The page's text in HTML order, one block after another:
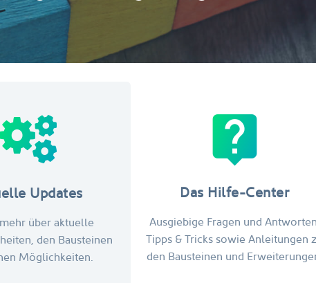
Updates
über aktuelle
den Bausteinen
Möglichkeiten.
live_help
Das Hilfe-Center
Ausgiebige Fragen und
Tipps & Tricks sowie Anleitungen
den Bausteinen und